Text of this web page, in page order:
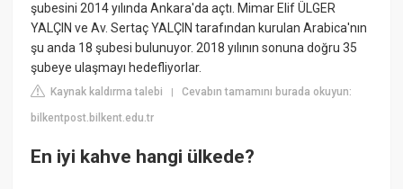
şubesini 2014 yılında Ankara'da açtı. Mimar Elif ÜLGER
YALÇIN ve Av. Sertaç YALÇIN tarafından kurulan Arabica'nın
şu anda 18 şubesi bulunuyor. 2018 yılının sonuna doğru 35
şubeye ulaşmayı hedefliyorlar.
Kaynak kaldırma talebi |Cevabın tamamını burada okuyun:
bilkentpost.bilkent.edu.tr
En iyi kahve hangi ülkede?